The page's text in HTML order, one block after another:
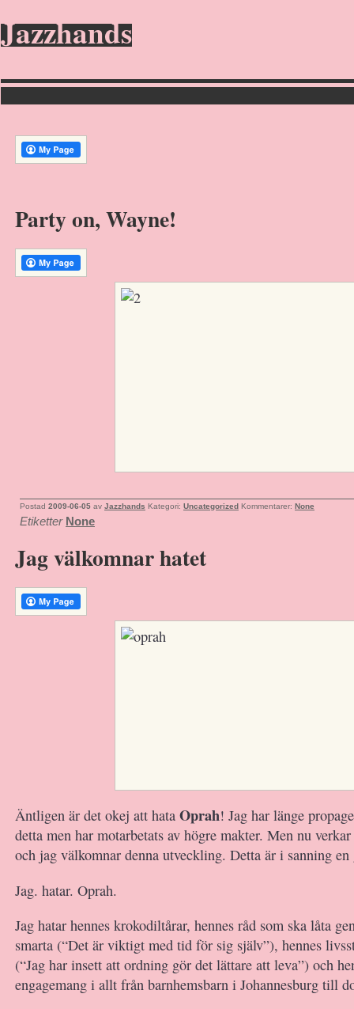
Jazzhands
Party on, Wayne!
Postad 2009-06-05 av Jazzhands Kategori: Uncategorized Kommentarer: None
Etiketter None
Jag välkomnar hatet
Äntligen är det okej att hata Oprah! Jag har länge
detta men har motarbetats av högre makter. Men nu
och jag välkomnar denna utveckling. Detta är i sanning en
Jag. hatar. Oprah.
Jag hatar hennes krokodiltårar, hennes råd som ska låta
smarta (“Det är viktigt med tid för sig själv”), hennes
(“Jag har insett att ordning gör det lättare att leva”) och
engagemang i allt från barnhemsbarn i Johannesburg till